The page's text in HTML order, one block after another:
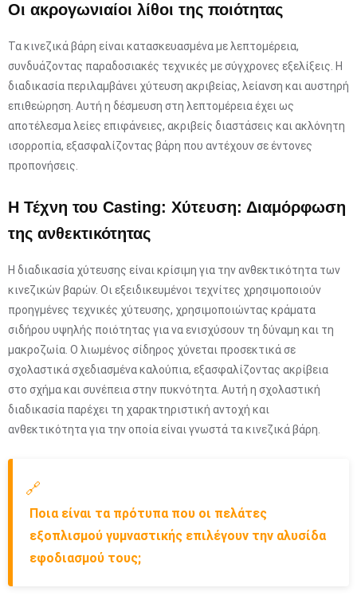
Οι ακρογωνιαίοι λίθοι της ποιότητας
Τα κινεζικά βάρη είναι κατασκευασμένα με λεπτομέρεια,
συνδυάζοντας παραδοσιακές τεχνικές με σύγχρονες εξελίξεις. Η
διαδικασία περιλαμβάνει χύτευση ακριβείας, λείανση και αυστηρή
επιθεώρηση. Αυτή η δέσμευση στη λεπτομέρεια έχει ως
αποτέλεσμα λείες επιφάνειες, ακριβείς διαστάσεις και ακλόνητη
ισορροπία, εξασφαλίζοντας βάρη που αντέχουν σε έντονες
προπονήσεις.
Η Τέχνη του Casting: Χύτευση: Διαμόρφωση
της ανθεκτικότητας
Η διαδικασία χύτευσης είναι κρίσιμη για την ανθεκτικότητα των
κινεζικών βαρών. Οι εξειδικευμένοι τεχνίτες χρησιμοποιούν
προηγμένες τεχνικές χύτευσης, χρησιμοποιώντας κράματα
σιδήρου υψηλής ποιότητας για να ενισχύσουν τη δύναμη και τη
μακροζωία. Ο λιωμένος σίδηρος χύνεται προσεκτικά σε
σχολαστικά σχεδιασμένα καλούπια, εξασφαλίζοντας ακρίβεια
στο σχήμα και συνέπεια στην πυκνότητα. Αυτή η σχολαστική
διαδικασία παρέχει τη χαρακτηριστική αντοχή και
ανθεκτικότητα για την οποία είναι γνωστά τα κινεζικά βάρη.
🔗
Ποια είναι τα πρότυπα που οι πελάτες
εξοπλισμού γυμναστικής επιλέγουν την αλυσίδα
εφοδιασμού τους;